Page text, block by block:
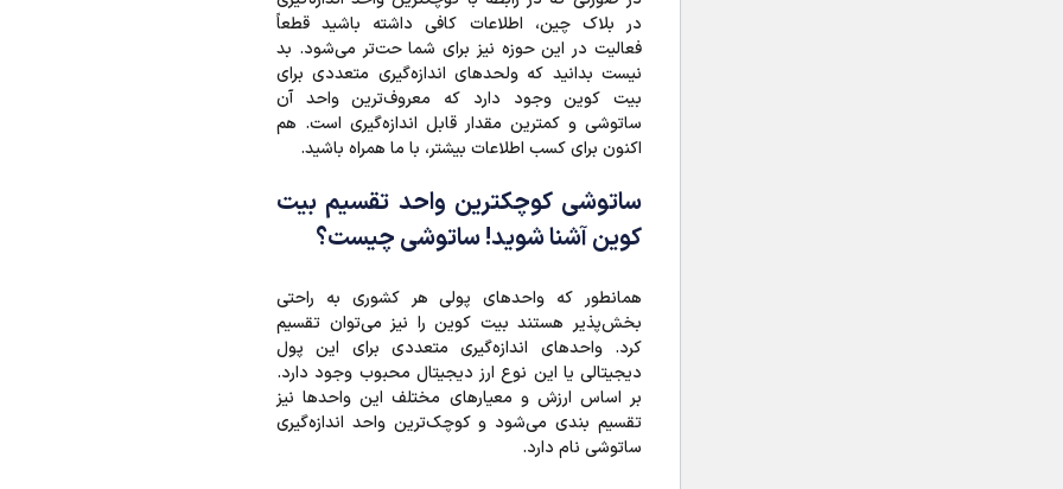
در بلاک چین، اطلاعات کافی داشته باشید قطعاً
فعالیت در این حوزه نیز برای شما حت‌تر می‌شود. بد
نیست بدانید که ولحدهای اندازه‌گیری متعددی برای
بیت کوین وجود دارد که معروف‌ترین واحد آن
ساتوشی و کمترین مقدار قابل اندازه‌گیری است. هم
اکنون برای کسب اطلاعات بیشتر، با ما همراه باشید.
ساتوشی کوچکترین واحد تقسیم بیت
کوین آشنا شوید! ساتوشی چیست؟
همانطور که واحدهای پولی هر کشوری به راحتی
بخش‌پذیر هستند بیت کوین را نیز می‌توان تقسیم
کرد. واحدهای اندازه‌گیری متعددی برای این پول
دیجیتالی یا این نوع ارز دیجیتال محبوب وجود دارد.
بر اساس ارزش و معیارهای مختلف این واحدها نیز
تقسیم بندی می‌شود و کوچک‌ترین واحد اندازه‌گیری
ساتوشی نام دارد.